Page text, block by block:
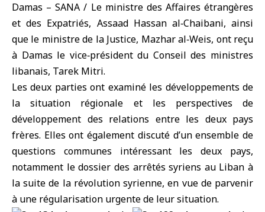
Damas – SANA / Le ministre des Affaires étrangères
et des Expatriés, Assaad Hassan al‑Chaibani, ainsi
que le ministre de la Justice, Mazhar al‑Weis, ont reçu
à Damas le vice‑président du Conseil des ministres
libanais, Tarek Mitri.
Les deux parties ont examiné les développements de
la situation régionale et les perspectives de
développement des relations entre les deux pays
frères. Elles ont également discuté d’un ensemble de
questions communes intéressant les deux pays,
notamment le dossier des arrêtés syriens au Liban à
la suite de la révolution syrienne, en vue de parvenir
à une régularisation urgente de leur situation.